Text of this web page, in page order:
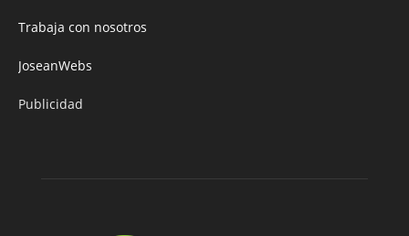
Trabaja con nosotros
JoseanWebs
Publicidad